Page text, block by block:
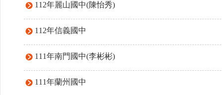
112年麗山國中(陳怡秀)
112年信義國中
111年南門國中(李彬彬)
111年蘭州國中